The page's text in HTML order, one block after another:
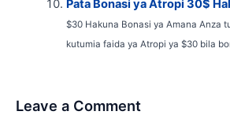
Pata Bonasi ya Atropi 30$
$30 Hakuna Bonasi ya Amana Anza
kutumia faida ya Atropi ya $30 bila
Leave a Comment